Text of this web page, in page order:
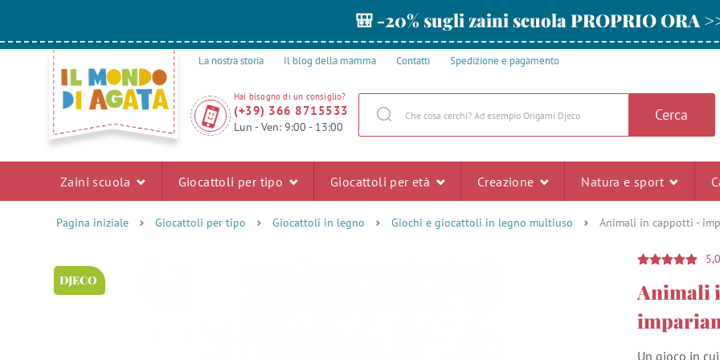
🎒 -20% sugli zaini scuola PROPRIO ORA
La nostra storia Il blog della mamma Contatti Spedizione e pagamento
Hai bisogno di un consiglio?
(+39) 366 8715533
Lun - Ven: 9:00 - 13:00
Cerca
Zaini scuola Giocattoli per tipo Giocattoli per età Creazione Natura e sport
Pagina iniziale Giocattoli per tipo Giocattoli in legno Giochi e giocattoli in legno multiuso Animali in cappotti -
DJECO
5,0
Animali
Un gioco in